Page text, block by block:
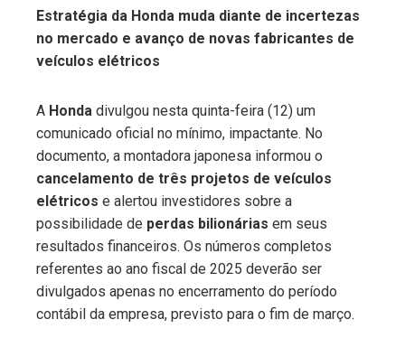
Estratégia da Honda muda diante de incertezas
no mercado e avanço de novas fabricantes de
veículos elétricos
A Honda divulgou nesta quinta-feira (12) um
comunicado oficial no mínimo, impactante. No
documento, a montadora japonesa informou o
cancelamento de três projetos de veículos
elétricos e alertou investidores sobre a
possibilidade de perdas bilionárias em seus
resultados financeiros. Os números completos
referentes ao ano fiscal de 2025 deverão ser
divulgados apenas no encerramento do período
contábil da empresa, previsto para o fim de março.